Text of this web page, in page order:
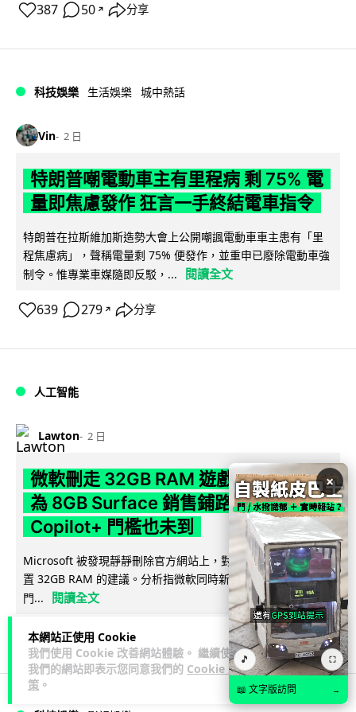
本網站正使用 Cookie
我們使用 Cookie 改善網站體驗。 繼續使用
我們的網站即表示您同意我們的 Cookie 政
策 。
387 50 ↗ 分享
科技娛樂 生活娛樂 城中熱話
Vin 2 日
特朗普嘲電動車主有里程病 剩 75% 電
量即焦慮發作 狂言一手終結電車指令
特朗普在拉斯維加斯造勢大會上公開嘲諷電動車車主患有「里
程焦慮病」，聲稱電量剩 75% 便發作，並重申已廢除電動車強
制令。惟專業車媒隨即反駁，...
閱讀全文
639 279 ↗ 分享
人工智能
Lawton 2 日
微軟刪走 32GB RAM 遊戲建議 分析:
為 8GB Surface 銷售鋪路 連自家
Copilot+ 門檻也未到
Microsoft 被發現靜靜刪除官方網站上，對遊戲玩家要為電腦配
置 32GB RAM 的建議。分析指微軟同時新推出的 8GB RAM 入
門...
閱讀全文
171 16 ↗ 分享
×
🎵 ⛶
📖 文字版訪問 →